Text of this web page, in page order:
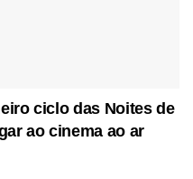
ciclo das Noites de
ao cinema ao ar